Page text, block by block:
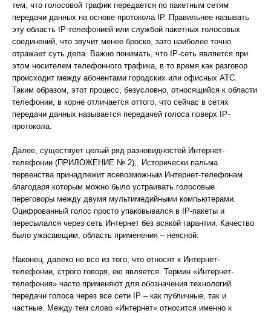
тем, что голосовой трафик передается по пакетным сетям
передачи данных на основе протокола IP. Правильнее называть
эту область IP-телефонией или службой пакетных голосовых
соединений, что звучит менее броско, зато наиболее точно
отражает суть дела. Важно понимать, что IP-сеть является при
этом носителем телефонного трафика, в то время как разговор
происходит между абонентами городских или офисных АТС.
Таким образом, этот процесс, безусловно, относящийся к области
телефонии, в корне отличается оттого, что сейчас в сетях
передачи данных называется передачей голоса поверх IP-
протокола.
Далее, существует целый ряд разновидностей Интернет-
телефонии (ПРИЛОЖЕНИЕ № 2),. Исторически пальма
первенства принадлежит всевозможным Интернет-телефонам
благодаря которым можно было устраивать голосовые
переговоры между двумя мультимедийными компьютерами.
Оцифрованный голос просто упаковывался в IP-пакеты и
пересылался через сеть Интернет без всякой гарантии. Качество
было ужасающим, область применения – неясной.
Наконец, далеко не все из того, что относят к Интернет-
телефонии, строго говоря, ею является. Термин «Интернет-
телефония» часто применяют для обозначения технологий
передачи голоса через все сети IP – как публичные, так и
частные. Между тем слово «Интернет» относится именно к